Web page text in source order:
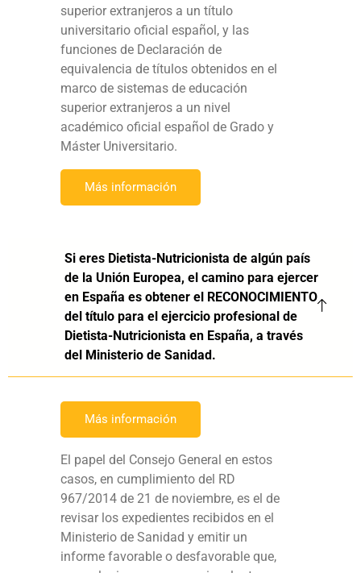
superior extranjeros a un título
universitario oficial español, y las
funciones de Declaración de
equivalencia de títulos obtenidos en el
marco de sistemas de educación
superior extranjeros a un nivel
académico oficial español de Grado y
Máster Universitario.
Más información
Si eres Dietista-Nutricionista de algún país
de la Unión Europea, el camino para ejercer
en España es obtener el RECONOCIMIENTO
del título para el ejercicio profesional de
Dietista-Nutricionista en España, a través
del Ministerio de Sanidad.
Más información
El papel del Consejo General en estos
casos, en cumplimiento del RD
967/2014 de 21 de noviembre, es el de
revisar los expedientes recibidos en el
Ministerio de Sanidad y emitir un
informe favorable o desfavorable que,